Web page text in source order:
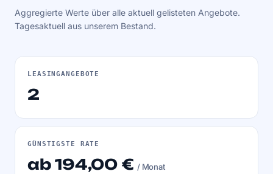
Aggregierte Werte über alle aktuell gelisteten Angebote.
Tagesaktuell aus unserem Bestand.
LEASINGANGEBOTE
2
GÜNSTIGSTE RATE
ab 194,00 €/ Monat